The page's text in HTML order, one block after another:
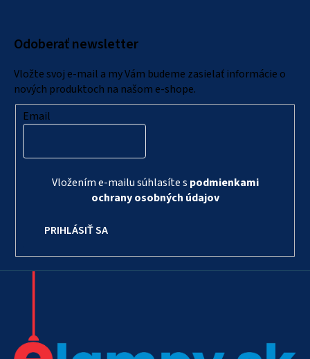
Odoberať newsletter
Vložte svoj e-mail a my Vám budeme zasielať informácie o
nových produktoch na našom e-shope.
Email
Vložením e-mailu súhlasíte s podmienkami
ochrany osobných údajov
PRIHLÁSIŤ SA